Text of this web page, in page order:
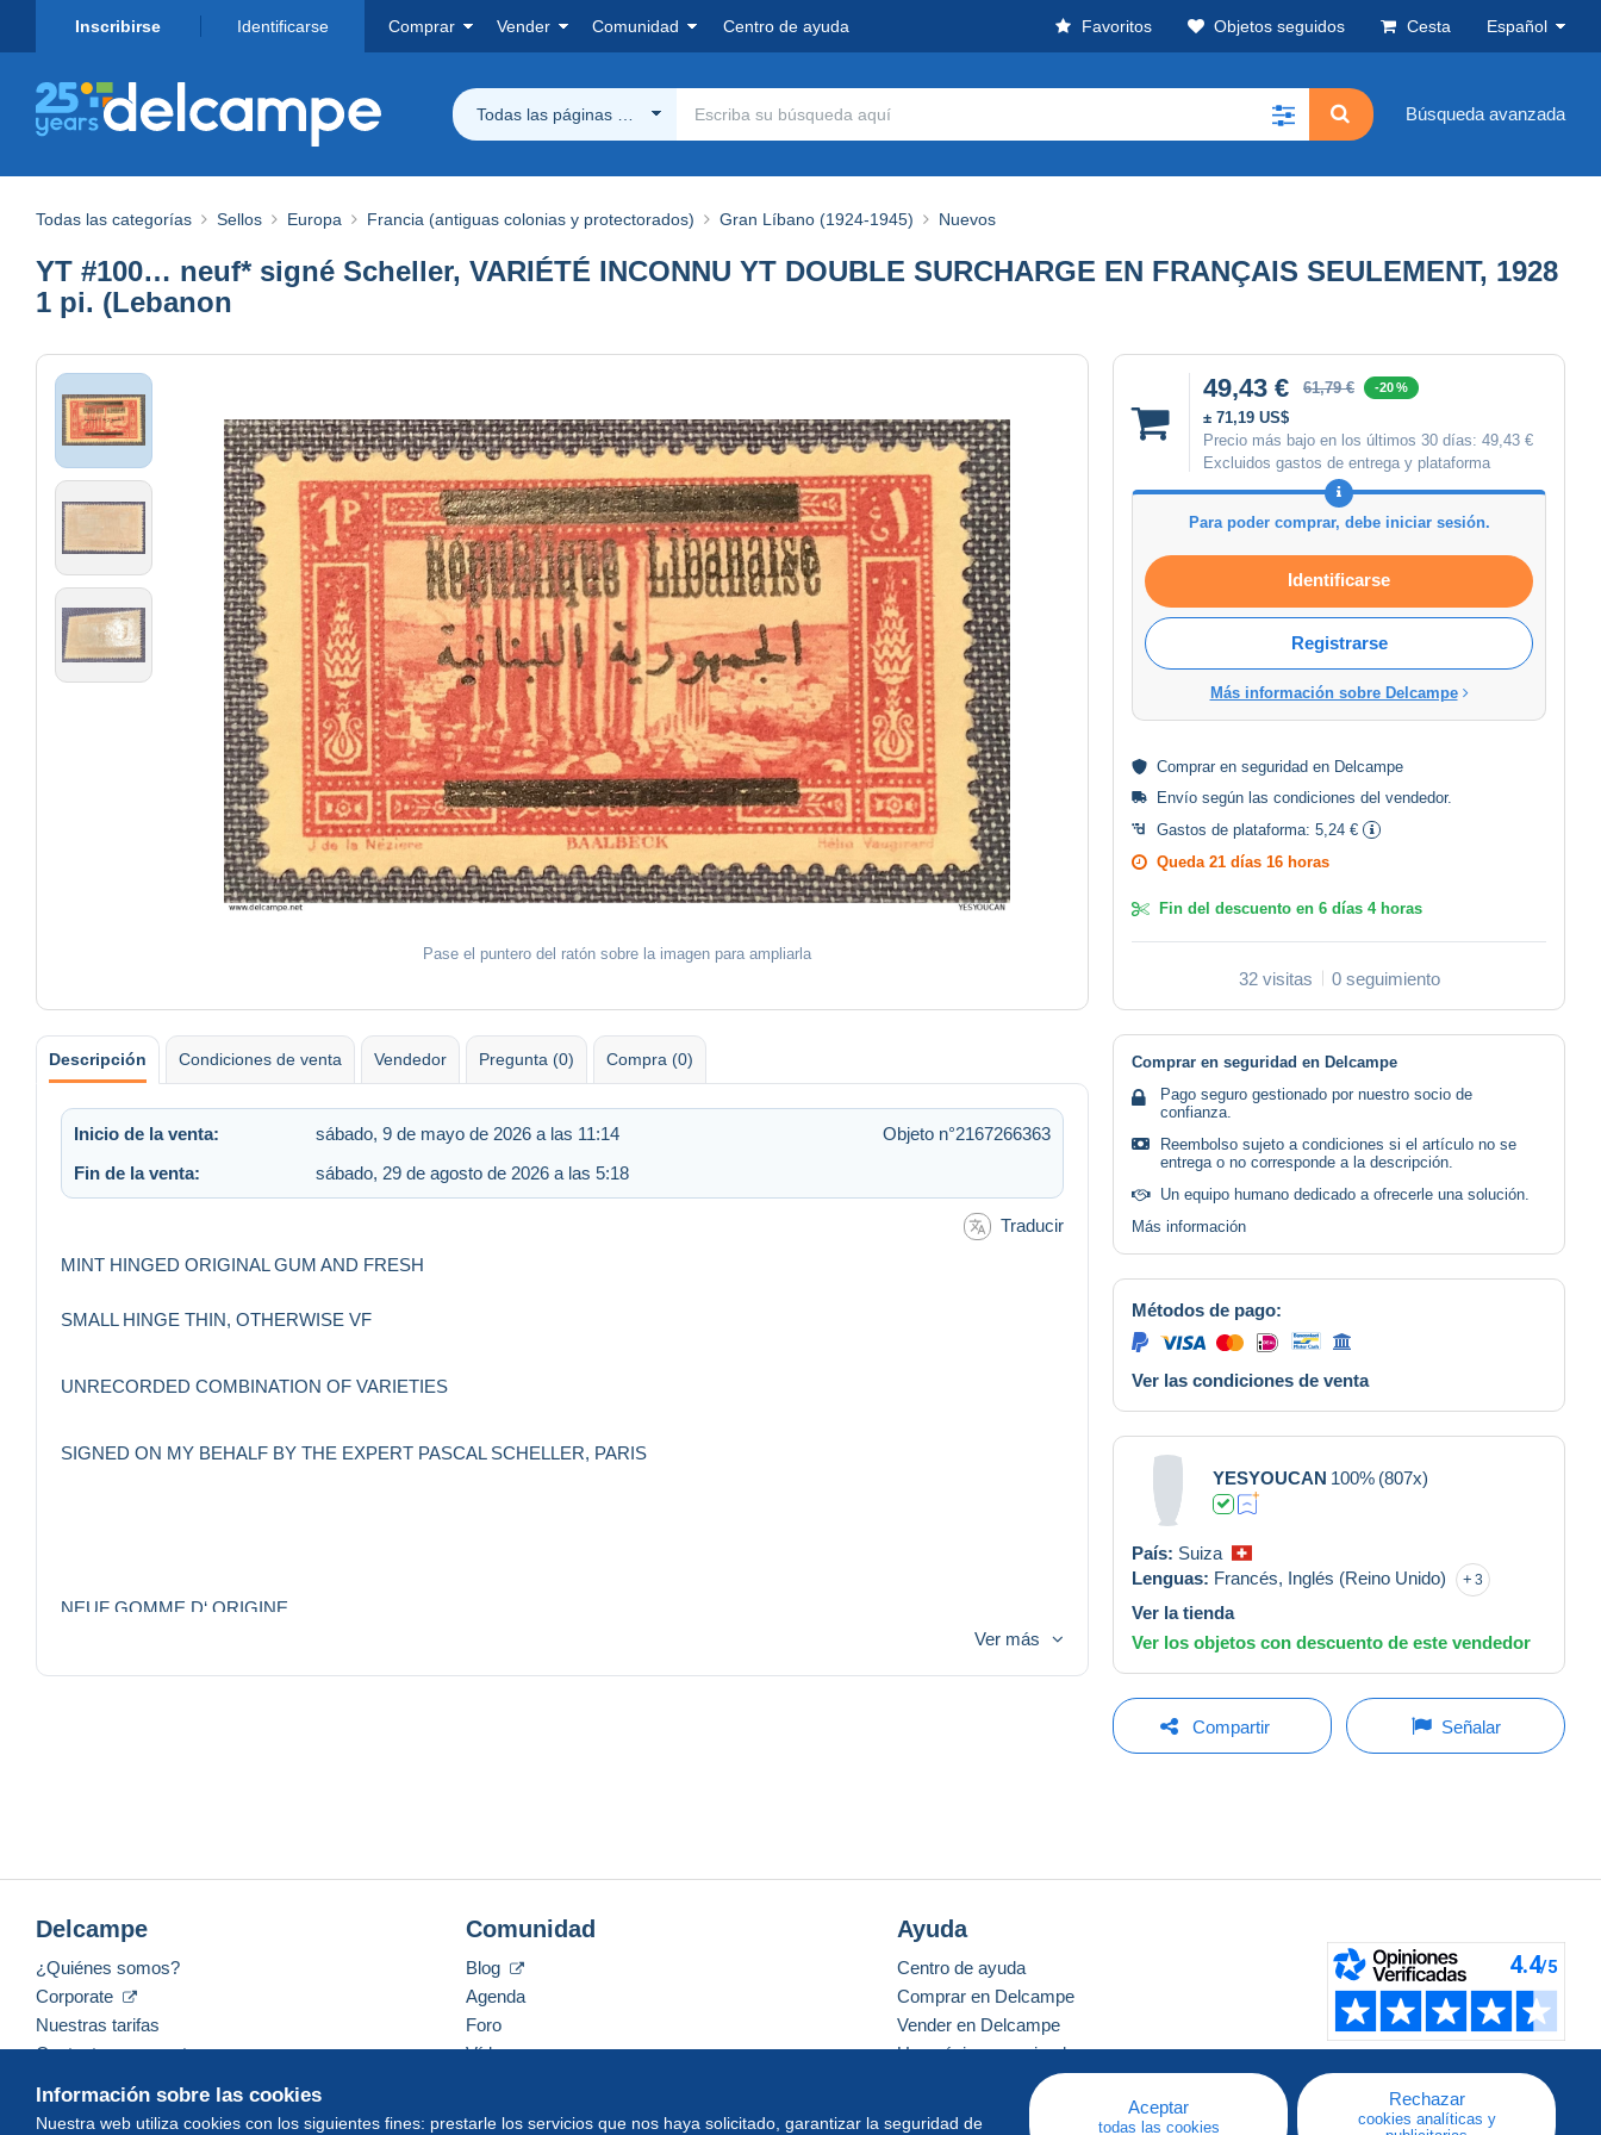
Inscribirse Identificarse Comprar Vender Comunidad Centro de ayuda Favoritos Objetos seguidos Cesta Español
Todas las páginas Delcampe Búsqueda avanzada
Todas las categorías Sellos Europa Francia (antiguas colonias y protectorados) Gran Líbano (1924-1945) Nuevos
YT #100… neuf* signé Scheller, VARIÉTÉ INCONNU YT DOUBLE SURCHARGE EN FRANÇAIS SEULEMENT, 1928
1 pi. (Lebanon
Pase el puntero del ratón sobre la imagen para ampliarla
49,43 € 61,79 € -20 %
± 71,19 US$
Precio más bajo en los últimos 30 días: 49,43 €
Excluidos gastos de entrega y plataforma
Para poder comprar, debe iniciar sesión.
Identificarse
Registrarse
Más información sobre Delcampe
Comprar en seguridad en Delcampe
Envío según las condiciones del vendedor.
Gastos de plataforma: 5,24 €
Queda 21 días 16 horas
Fin del descuento en 6 días 4 horas
32 visitas 0 seguimiento
Descripción Condiciones de venta Vendedor Pregunta (0) Compra (0)
Inicio de la venta: sábado, 9 de mayo de 2026 a las 11:14
Objeto n°2167266363
Fin de la venta:
sábado, 29 de agosto de 2026 a las 5:18
Traducir
MINT HINGED ORIGINAL GUM AND FRESH
SMALL HINGE THIN, OTHERWISE VF
UNRECORDED COMBINATION OF VARIETIES
SIGNED ON MY BEHALF BY THE EXPERT PASCAL SCHELLER, PARIS
NEUF GOMME D‘ ORIGINE
LÉGER CLAIR DE CHARNIÉRE, SINON 1er CHOIX
Ver más
Comprar en seguridad en Delcampe
Pago seguro gestionado por nuestro socio de
confianza.
Reembolso sujeto a condiciones si el artículo no se
entrega o no corresponde a la descripción.
Un equipo humano dedicado a ofrecerle una solución.
Más información
Métodos de pago:
Ver las condiciones de venta
YESYOUCAN 100% (807x)
País: Suiza
Lenguas: Francés, Inglés (Reino Unido) 3
Ver la tienda
Ver los objetos con descuento de este vendedor
Compartir Señalar
Información sobre las cookies
Nuestra web utiliza cookies con los siguientes fines: prestarle los servicios que nos haya solicitado, garantizar la seguridad de
Aceptar
todas las cookies
Rechazar
cookies analíticas y
Delcampe
¿Quiénes somos?
Corporate
Nuestras tarifas
Contacte con nosotros
Comunidad
Blog
Agenda
Foro
Vídeos
Ayuda
Centro de ayuda
Comprar en Delcampe
Vender en Delcampe
Una página securizada